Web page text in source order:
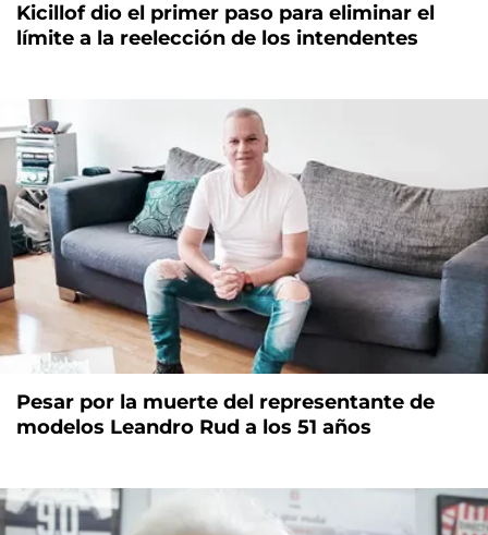
Kicillof dio el primer paso para eliminar el
límite a la reelección de los intendentes
Pesar por la muerte del representante de
modelos Leandro Rud a los 51 años